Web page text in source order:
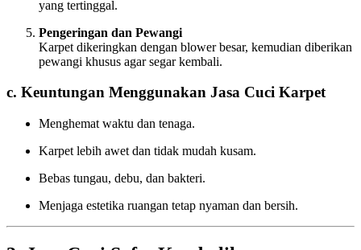
yang tertinggal.
Pengeringan dan Pewangi
Karpet dikeringkan dengan blower besar, kemudian diberikan
pewangi khusus agar segar kembali.
c. Keuntungan Menggunakan Jasa Cuci Karpet
Menghemat waktu dan tenaga.
Karpet lebih awet dan tidak mudah kusam.
Bebas tungau, debu, dan bakteri.
Menjaga estetika ruangan tetap nyaman dan bersih.